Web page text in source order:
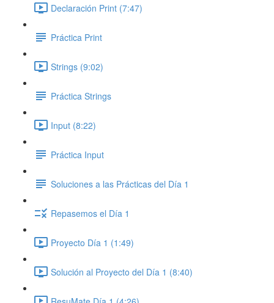
Declaración Print (7:47)
Práctica Print
Strings (9:02)
Práctica Strings
Input (8:22)
Práctica Input
Soluciones a las Prácticas del Día 1
Repasemos el Día 1
Proyecto Día 1 (1:49)
Solución al Proyecto del Día 1 (8:40)